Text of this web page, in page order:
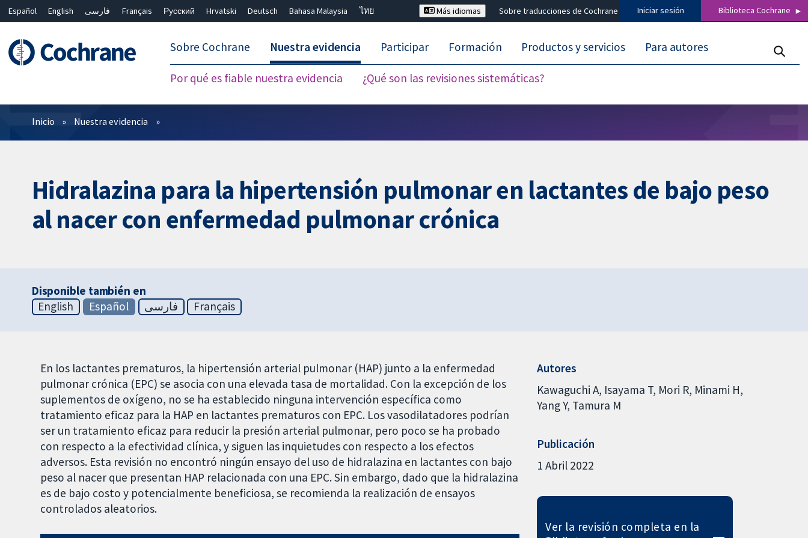
Español English فارسی Français Русский Hrvatski Deutsch Bahasa Malaysia
ไทย
Más idiomas Sobre traducciones de Cochrane Iniciar sesión Biblioteca Cochrane
Sobre Cochrane Nuestra evidencia
Por qué es fiable nuestra evidencia ¿Qué son las revisiones sistemáticas?
Participar Formación Productos y servicios Para autores
Filtros
Inicio Nuestra evidencia
Hidralazina para la hipertensión pulmonar en lactantes de bajo peso
al nacer con enfermedad pulmonar crónica
Disponible también en
English
Español فارسی Français
En los lactantes prematuros, la hipertensión arterial pulmonar (HAP) junto a la enfermedad
pulmonar crónica (EPC) se asocia con una elevada tasa de mortalidad. Con la excepción de los
suplementos de oxígeno, no se ha establecido ninguna intervención específica como
tratamiento eficaz para la HAP en lactantes prematuros con EPC. Los vasodilatadores podrían
ser un tratamiento eficaz para reducir la presión arterial pulmonar, pero poco se ha probado
con respecto a la efectividad clínica, y siguen las inquietudes con respecto a los efectos
adversos. Esta revisión no encontró ningún ensayo del uso de hidralazina en lactantes con bajo
peso al nacer que presentan HAP relacionada con una EPC. Sin embargo, dado que la hidralazina
es de bajo costo y potencialmente beneficiosa, se recomienda la realización de ensayos
controlados aleatorios.
Autores
Kawaguchi A Isayama T Mori R Minami H
Yang Y Tamura M
Publicación
1 Abril 2022
Ver la revisión completa en la